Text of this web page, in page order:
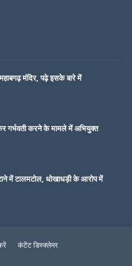
मंदिर, पढ़े इसके बारे में
गर्भवती करने के मामले में अभियुक्त
में टालमटोल, धोखाधड़ी के आरोप में
कंटेंट डिस्क्लेमर